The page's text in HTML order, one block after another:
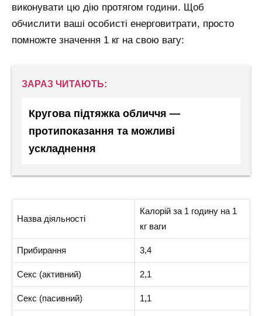
виконувати цю дію протягом години. Щоб
обчислити ваші особисті енерговитрати, просто
помножте значення 1 кг на свою вагу:
ЗАРАЗ ЧИТАЮТЬ:
Кругова підтяжка обличчя —
протипоказання та можливі
ускладнення
Назва діяльності
Калорій за 1 годину на 1
кг ваги
Прибирання 3,4
Секс (активний) 2,1
Секс (пасивний) 1,1